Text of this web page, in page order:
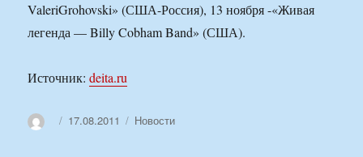
ValeriGrohovski» (США-Россия), 13 ноября -«Живая
легенда — Billy Cobham Band» (США).
Источник:deita.ru
АвторОпубликовано
17.08.2011 Рубрики
Новости